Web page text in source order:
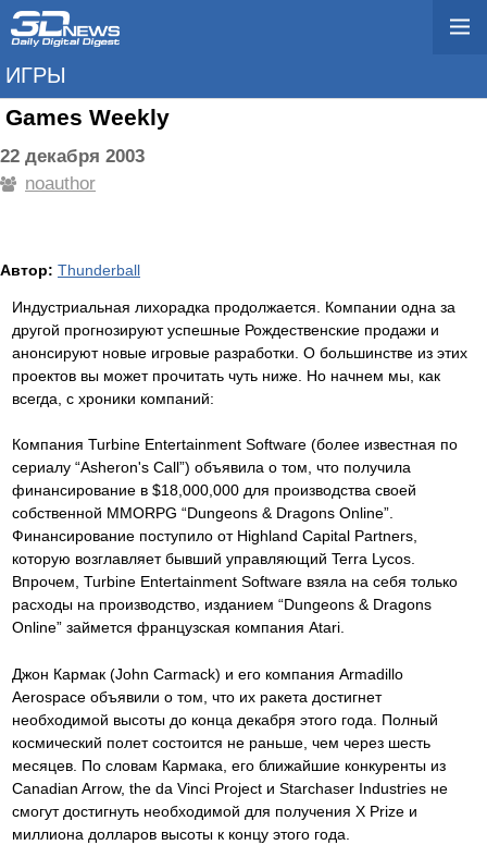
ИГРЫ
Games Weekly
22 декабря 2003
noauthor
Автор: Thunderball
Индустриальная лихорадка продолжается. Компании одна за
другой прогнозируют успешные Рождественские продажи и
анонсируют новые игровые разработки. О большинстве из этих
проектов вы может прочитать чуть ниже. Но начнем мы, как
всегда, с хроники компаний:
Компания Turbine Entertainment Software (более известная по
сериалу “Asheron's Call”) объявила о том, что получила
финансирование в $18,000,000 для производства своей
собственной MMORPG “Dungeons & Dragons Online”.
Финансирование поступило от Highland Capital Partners,
которую возглавляет бывший управляющий Terra Lycos.
Впрочем, Turbine Entertainment Software взяла на себя только
расходы на производство, изданием “Dungeons & Dragons
Online” займется французская компания Atari.
Джон Кармак (John Carmack) и его компания Armadillo
Aerospace объявили о том, что их ракета достигнет
необходимой высоты до конца декабря этого года. Полный
космический полет состоится не раньше, чем через шесть
месяцев. По словам Кармака, его ближайшие конкуренты из
Canadian Arrow, the da Vinci Project и Starchaser Industries не
смогут достигнуть необходимой для получения X Prize и
миллиона долларов высоты к концу этого года.